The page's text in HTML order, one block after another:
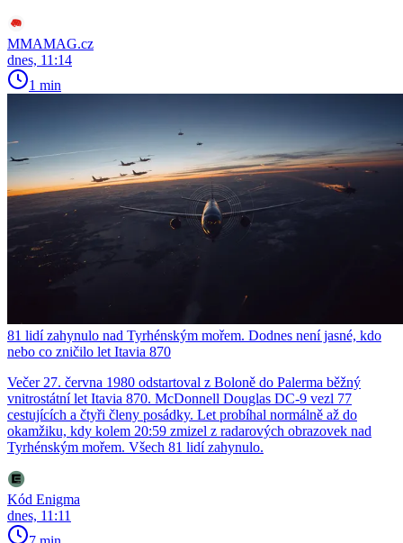
MMAMAG.cz
dnes, 11:14
1 min
81 lidí zahynulo nad Tyrhénským mořem. Dodnes není jasné, kdo
nebo co zničilo let Itavia 870
Večer 27. června 1980 odstartoval z Boloně do Palerma běžný
vnitrostátní let Itavia 870. McDonnell Douglas DC-9 vezl 77
cestujících a čtyři členy posádky. Let probíhal normálně až do
okamžiku, kdy kolem 20:59 zmizel z radarových obrazovek nad
Tyrhénským mořem. Všech 81 lidí zahynulo.
Kód Enigma
dnes, 11:11